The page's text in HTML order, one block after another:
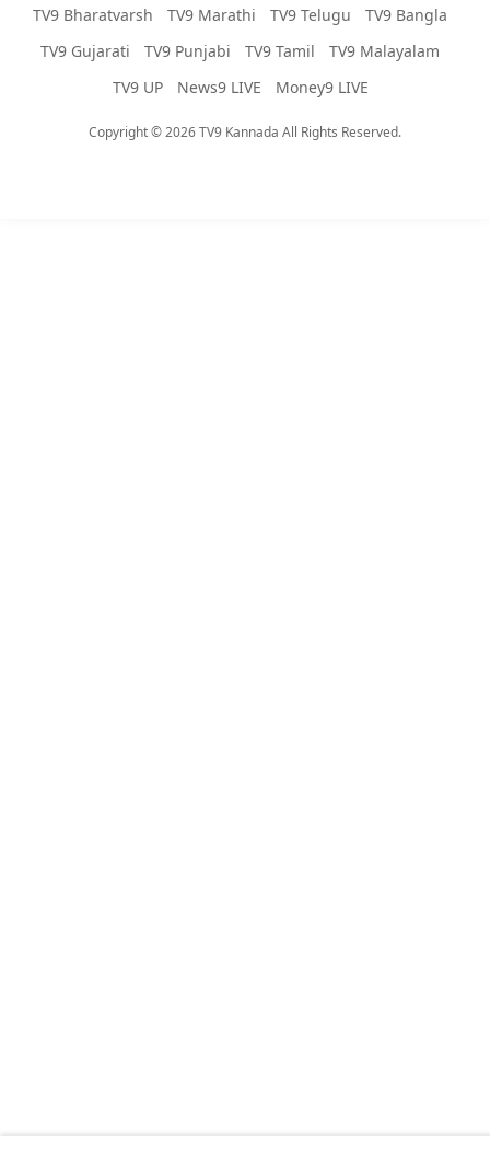
TV9 Bharatvarsh TV9 Marathi TV9 Telugu
TV9 Bangla
TV9 Gujarati
TV9 Punjabi TV9 Tamil
TV9 Malayalam
TV9 UP
News9 LIVE Money9 LIVE
Copyright © 2026 TV9 Kannada All Rights Reserved.